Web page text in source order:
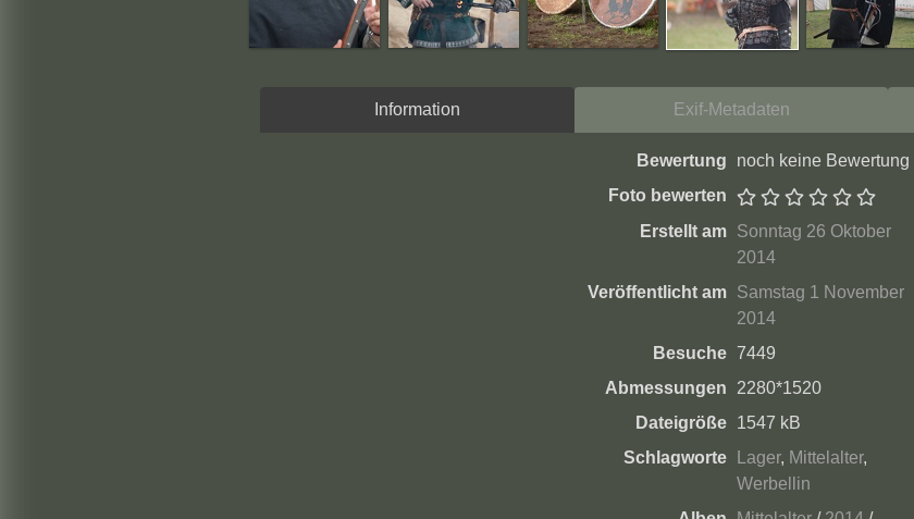
Information Exif-Metadaten
Bewertung
noch keine Bewertung
Foto bewerten
Erstellt am
Sonntag 26 Oktober
2014
Veröffentlicht am
Samstag 1 November
2014
Besuche 7449
Abmessungen
2280*1520
Dateigröße
1547 kB
Schlagworte
Lager, Mittelalter,
Werbellin